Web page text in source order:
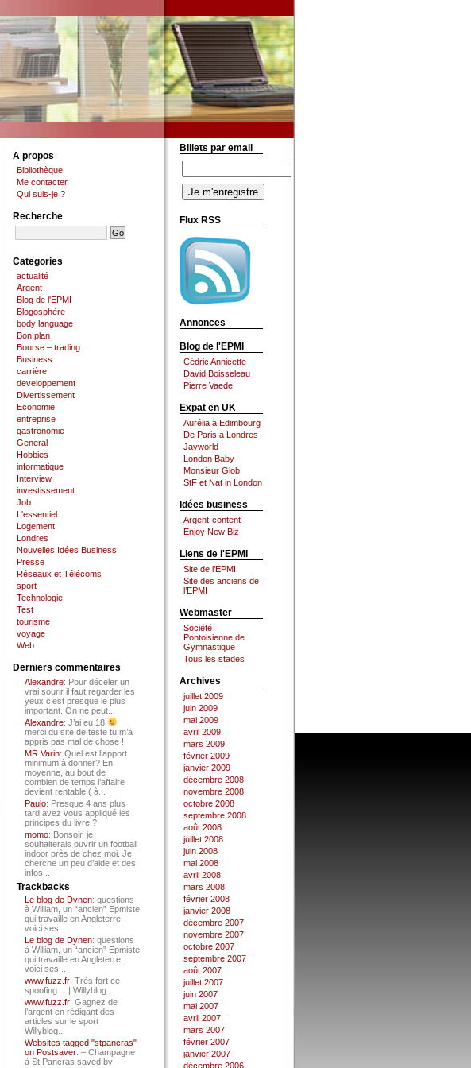
A propos
Bibliothèque
Me contacter
Qui suis-je ?
Recherche
Categories
actualité
Argent
Blog de l'EPMI
Blogosphère
body language
Bon plan
Bourse – trading
Business
carrière
developpement
Divertissement
Economie
entreprise
gastronomie
General
Hobbies
informatique
Interview
investissement
Job
L'essentiel
Logement
Londres
Nouvelles Idées Business
Presse
Réseaux et Télécoms
sport
Technologie
Test
tourisme
voyage
Web
Derniers commentaires
Alexandre: Pour déceler un
vrai sourir il faut regarder les
yeux c’est presque le plus
important. On ne peut...
Alexandre: J’ai eu 18
merci du site de teste tu m’a
appris pas mal de chose !
MR Varin: Quel est l’apport
minimum à donner? En
moyenne, au bout de
combien de temps l’affaire
devient rentable ( à...
Paulo: Presque 4 ans plus
tard avez vous appliqué les
principes du livre ?
momo: Bonsoir, je
souhaiterais ouvrir un football
indoor près de chez moi. Je
cherche un peu d’aide et des
infos...
Trackbacks
Le blog de Dynen: questions
à William, un “ancien” Epmiste
qui travaille en Angleterre,
voici ses...
Le blog de Dynen: questions
à William, un “ancien” Epmiste
qui travaille en Angleterre,
voici ses...
www.fuzz.fr: Très fort ce
spoofing… | Willyblog...
www.fuzz.fr: Gagnez de
l’argent en rédigant des
articles sur le sport |
Willyblog...
Websites tagged "stpancras"
on Postsaver: – Champagne
à St Pancras saved by
Billets par email
Flux RSS
Annonces
Blog de l'EPMI
Cédric Annicette
David Boisseleau
Pierre Vaede
Expat en UK
Aurélia à Edimbourg
De Paris à Londres
Jayworld
London Baby
Monsieur Glob
StF et Nat in London
Idées business
Argent-content
Enjoy New Biz
Liens de l'EPMI
Site de l’EPMI
Site des anciens de
l’EPMI
Webmaster
Société
Pontoisienne de
Gymnastique
Tous les stades
Archives
juillet 2009
juin 2009
mai 2009
avril 2009
mars 2009
février 2009
janvier 2009
décembre 2008
novembre 2008
octobre 2008
septembre 2008
août 2008
juillet 2008
juin 2008
mai 2008
avril 2008
mars 2008
février 2008
janvier 2008
décembre 2007
novembre 2007
octobre 2007
septembre 2007
août 2007
juillet 2007
juin 2007
mai 2007
avril 2007
mars 2007
février 2007
janvier 2007
décembre 2006